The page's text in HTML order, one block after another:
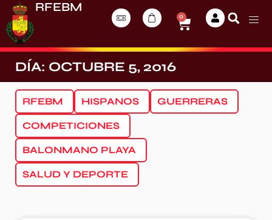
RFEBM
0
DÍA: OCTUBRE 5, 2016
RFEBM HISPANOS GUERRERAS
COMPETICIONES
BALONMANO PLAYA
SALUD Y DEPORTE